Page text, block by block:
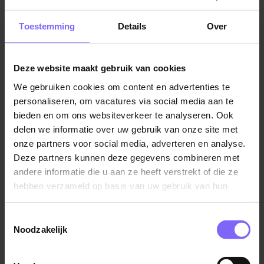
Toestemming Details Over
Deze website maakt gebruik van cookies
We gebruiken cookies om content en advertenties te
personaliseren, om vacatures via social media aan te
bieden en om ons websiteverkeer te analyseren. Ook
delen we informatie over uw gebruik van onze site met
onze partners voor social media, adverteren en analyse.
Deze partners kunnen deze gegevens combineren met
andere informatie die u aan ze heeft verstrekt of die ze
hebben verzameld op basis van uw gebruik van hun
Noodzakelijk
Vul hier je Skillsprofiel in
voor de ideale
vacaturematch!
Skillsprofiel